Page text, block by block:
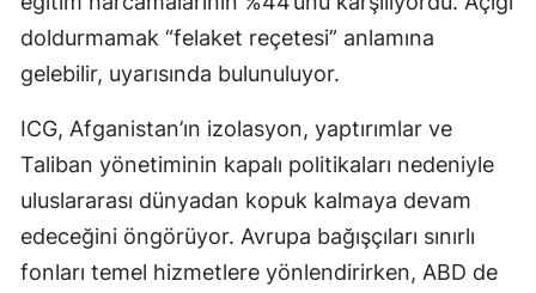
doldurmamak “felaket reçetesi” anlamına
gelebilir, uyarısında bulunuluyor.
ICG, Afganistan’ın izolasyon, yaptırımlar ve
Taliban yönetiminin kapalı politikaları nedeniyle
uluslararası dünyadan kopuk kalmaya devam
edeceğini öngörüyor. Avrupa bağışçıları sınırlı
fonları temel hizmetlere yönlendirirken, ABD de